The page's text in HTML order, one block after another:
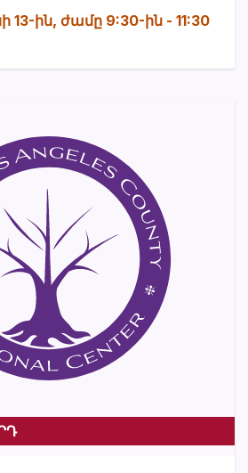
13-ին, ժամը 9:30-ին - 11:30